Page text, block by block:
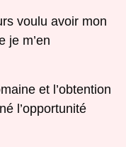
voulu avoir mon
je m’en
et l’obtention
l’opportunité